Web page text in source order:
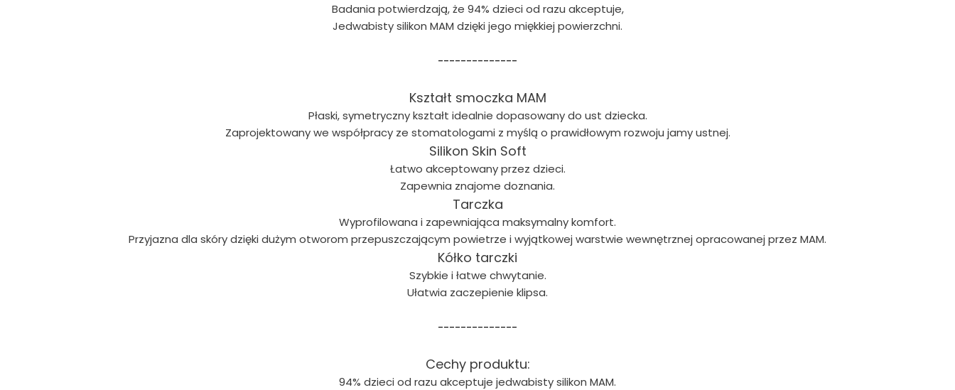
Badania potwierdzają, że 94% dzieci od razu akceptuje,
Jedwabisty silikon MAM dzięki jego miękkiej powierzchni.
--------------
Kształt smoczka MAM
Płaski, symetryczny kształt idealnie dopasowany do ust dziecka.
Zaprojektowany we współpracy ze stomatologami z myślą o prawidłowym rozwoju jamy ustnej.
Silikon Skin Soft
Łatwo akceptowany przez dzieci.
Zapewnia znajome doznania.
Tarczka
Wyprofilowana i zapewniająca maksymalny komfort.
Przyjazna dla skóry dzięki dużym otworom przepuszczającym powietrze i wyjątkowej warstwie wewnętrznej opracowanej przez MAM.
Kółko tarczki
Szybkie i łatwe chwytanie.
Ułatwia zaczepienie klipsa.
--------------
Cechy produktu:
94% dzieci od razu akceptuje jedwabisty silikon MAM.